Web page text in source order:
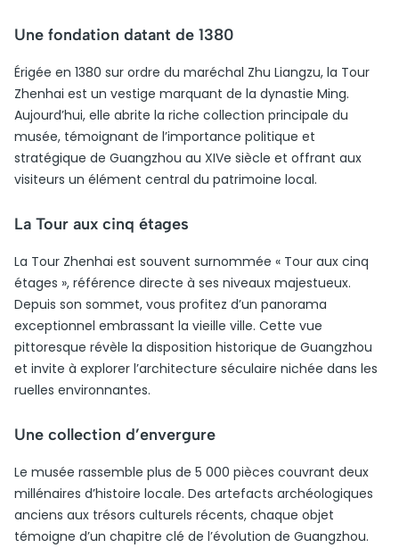
Une fondation datant de 1380
Érigée en 1380 sur ordre du maréchal Zhu Liangzu, la Tour
Zhenhai est un vestige marquant de la dynastie Ming.
Aujourd’hui, elle abrite la riche collection principale du
musée, témoignant de l’importance politique et
stratégique de Guangzhou au XIVe siècle et offrant aux
visiteurs un élément central du patrimoine local.
La Tour aux cinq étages
La Tour Zhenhai est souvent surnommée « Tour aux cinq
étages », référence directe à ses niveaux majestueux.
Depuis son sommet, vous profitez d’un panorama
exceptionnel embrassant la vieille ville. Cette vue
pittoresque révèle la disposition historique de Guangzhou
et invite à explorer l’architecture séculaire nichée dans les
ruelles environnantes.
Une collection d’envergure
Le musée rassemble plus de 5 000 pièces couvrant deux
millénaires d’histoire locale. Des artefacts archéologiques
anciens aux trésors culturels récents, chaque objet
témoigne d’un chapitre clé de l’évolution de Guangzhou.